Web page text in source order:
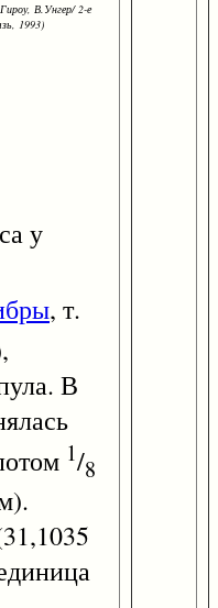
В.Унгер/ 2-е
1993)
у
, т.
В
1/8